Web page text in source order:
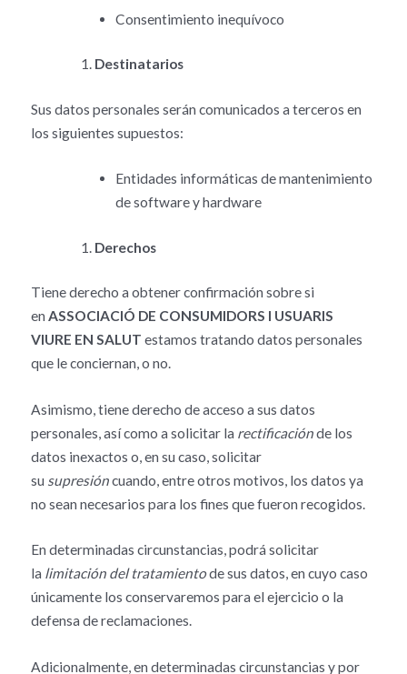
Consentimiento inequívoco
Destinatarios
Sus datos personales serán comunicados a terceros en
los siguientes supuestos:
Entidades informáticas de mantenimiento
de software y hardware
Derechos
Tiene derecho a obtener confirmación sobre si
en ASSOCIACIÓ DE CONSUMIDORS I USUARIS
VIURE EN SALUT estamos tratando datos personales
que le conciernan, o no.
Asimismo, tiene derecho de acceso a sus datos
personales, así como a solicitar la rectificaciónde los
datos inexactos o, en su caso, solicitar
su supresióncuando, entre otros motivos, los datos ya
no sean necesarios para los fines que fueron recogidos.
En determinadas circunstancias, podrá solicitar
la limitación del tratamientode sus datos, en cuyo caso
únicamente los conservaremos para el ejercicio o la
defensa de reclamaciones.
Adicionalmente, en determinadas circunstancias y por